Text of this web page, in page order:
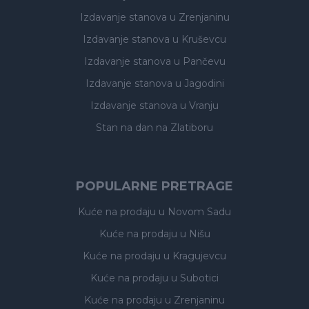
Izdavanje stanova u Zrenjaninu
Izdavanje stanova u Kruševcu
Izdavanje stanova u Pančevu
Izdavanje stanova u Jagodini
Izdavanje stanova u Vranju
Stan na dan na Zlatiboru
POPULARNE PRETRAGE
Kuće na prodaju u Novom Sadu
Kuće na prodaju u Nišu
Kuće na prodaju u Kragujevcu
Kuće na prodaju u Subotici
Kuće na prodaju u Zrenjaninu